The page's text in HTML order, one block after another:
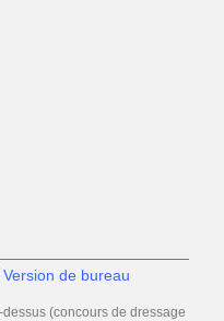
|Version de bureau
(concours de dressage